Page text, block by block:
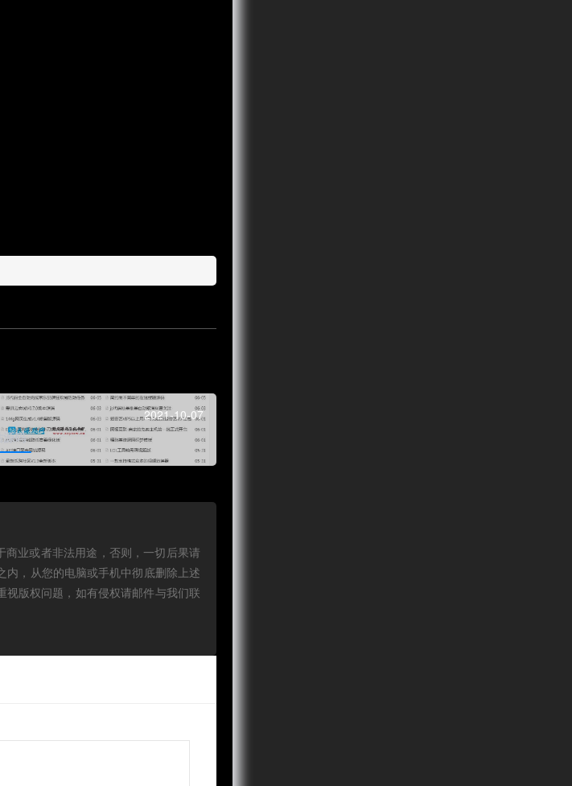
2021-10-07
源码
业或者非法用途，否则，一切后果请
，从您的电脑或手机中彻底删除上述
版权问题，如有侵权请邮件与我们联